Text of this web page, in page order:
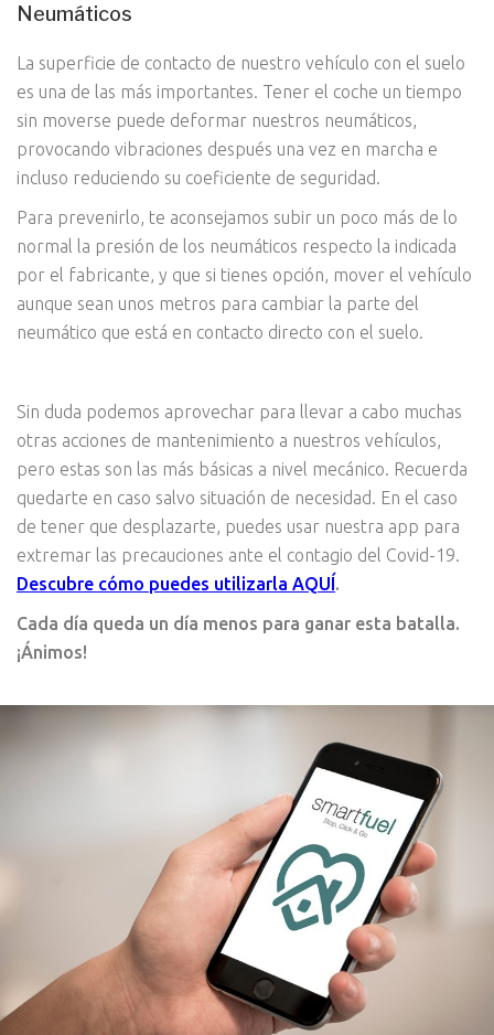
Neumáticos
La superficie de contacto de nuestro vehículo con el suelo
es una de las más importantes. Tener el coche un tiempo
sin moverse puede deformar nuestros neumáticos,
provocando vibraciones después una vez en marcha e
incluso reduciendo su coeficiente de seguridad.
Para prevenirlo, te aconsejamos subir un poco más de lo
normal la presión de los neumáticos respecto la indicada
por el fabricante, y que si tienes opción, mover el vehículo
aunque sean unos metros para cambiar la parte del
neumático que está en contacto directo con el suelo.
Sin duda podemos aprovechar para llevar a cabo muchas
otras acciones de mantenimiento a nuestros vehículos,
pero estas son las más básicas a nivel mecánico. Recuerda
quedarte en caso salvo situación de necesidad. En el caso
de tener que desplazarte, puedes usar nuestra app para
extremar las precauciones ante el contagio del Covid-19.
Descubre cómo puedes utilizarla AQUÍ.
Cada día queda un día menos para ganar esta batalla.
¡Ánimos!